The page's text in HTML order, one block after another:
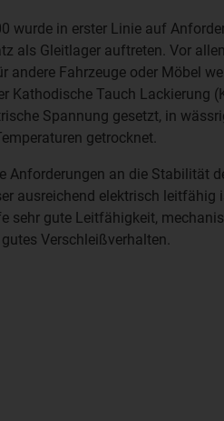
wurde in erster Linie auf
als Gleitlager auftreten. Vor
andere Fahrzeuge oder Möbel
Kathodische Tauch Lackierung
Spannung gesetzt, in
getrocknet.
Anforderungen an die Stabilität
ausreichend elektrisch leitfähig
sehr gute Leitfähigkeit,
Verschleißverhalten.